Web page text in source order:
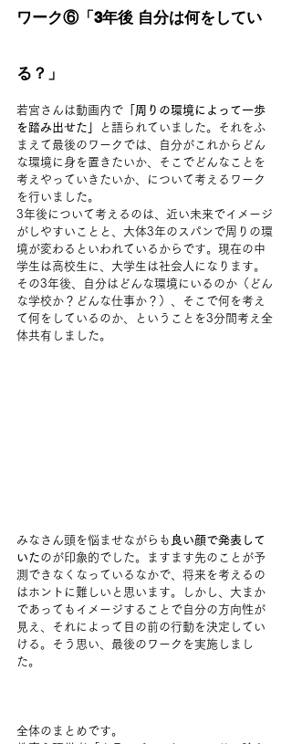
ワーク⑥「3年後 自分は何をしてい
る？」
若宮さんは動画内で 「周りの環境によって一歩
を踏み出せた」
と語られていました。それをふ
まえて最後のワークでは、自分がこれからどん
な環境に身を置きたいか、そこでどんなことを
考えやっていきたいか、について考えるワーク
を行いました。
3年後について考えるのは、近い未来でイメージ
がしやすいことと、大体3年のスパンで周りの環
境が変わるといわれているからです。現在の中
学生は高校生に、大学生は社会人になります。
その3年後、自分はどんな環境にいるのか（どん
な学校か？どんな仕事か？）、そこで何を考え
て何をしているのか、ということを3分間考え全
体共有しました。
みなさん頭を悩ませながらも 良い顔で発表して
いたのが印象的でした。ますます先のことが予
測できなくなっているなかで、将来を考えるの
はホントに難しいと思います。しかし、大まか
であってもイメージすることで自分の方向性が
見え、それによって目の前の行動を決定してい
ける。そう思い、最後のワークを実施しまし
た。
全体のまとめです。